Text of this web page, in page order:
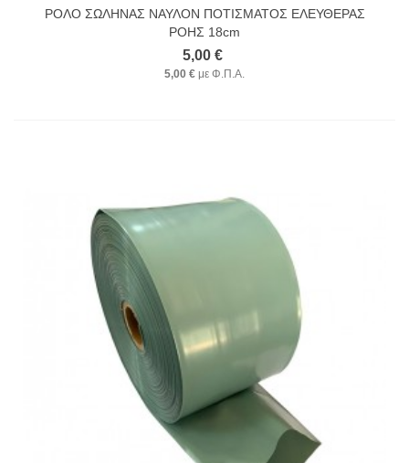
ΡΟΛΟ ΣΩΛΗΝΑΣ ΝΑΥΛΟΝ ΠΟΤΙΣΜΑΤΟΣ ΕΛΕΥΘΕΡΑΣ
ΡΟΗΣ 18cm
5,00 €
5,00 € με Φ.Π.Α.